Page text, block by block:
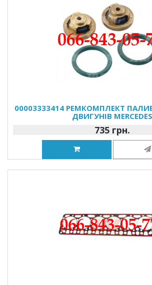
00003333414 РЕМКОМПЛЕКТ
ДВИГУНІВ MERCEDES
735 грн.